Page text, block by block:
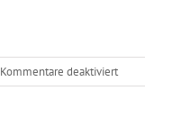
Kommentare deaktiviertfür
Michèlle